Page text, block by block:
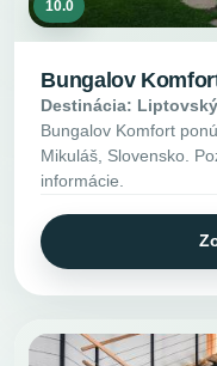
10.0
Bungalov
Destinácia:
Bungalov Komfort
Mikuláš, Slovensko.
informácie.